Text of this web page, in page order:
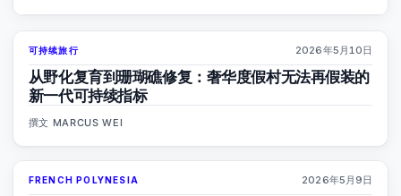
86% 81
可持续旅行 2026年5月10日
从野化复育到珊瑚礁修复：奢华度假村无法再假装的
新一代可持续指标
撰文 MARCUS WEI
96% 51
FRENCH POLYNESIA 2026年5月9日